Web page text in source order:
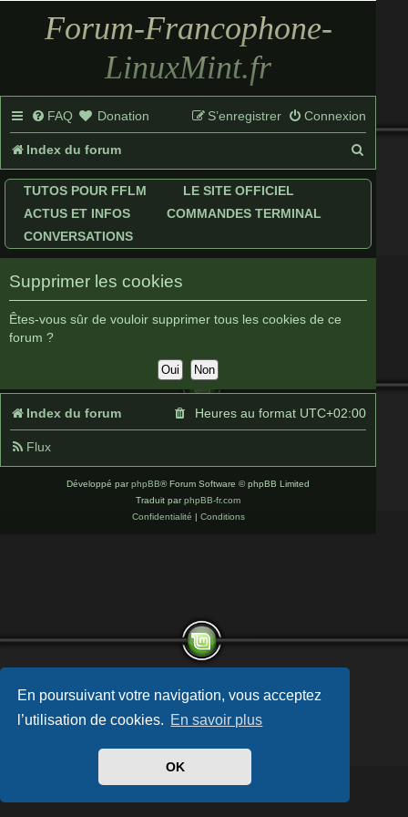
En poursuivant votre navigation, vous acceptez
l’utilisation de cookies. En savoir plus
OK
Forum-Francophone-
LinuxMint.fr
FAQ Donation Connexion
S’enregistrer
Index du forum
e
e
TUTOS POUR FFLM
LE SITE OFFICIEL
ACTUS ET INFOS
COMMANDES TERMINAL
CONVERSATIONS
Supprimer les cookies
Êtes-vous sûr de vouloir supprimer tous les cookies de ce
forum ?
Index du forum Heures au format UTC+02:00
Flux
Développé parphpBB® Forum Software © phpBB Limited
Traduit parphpBB-fr.com
Confidentialité | Conditions